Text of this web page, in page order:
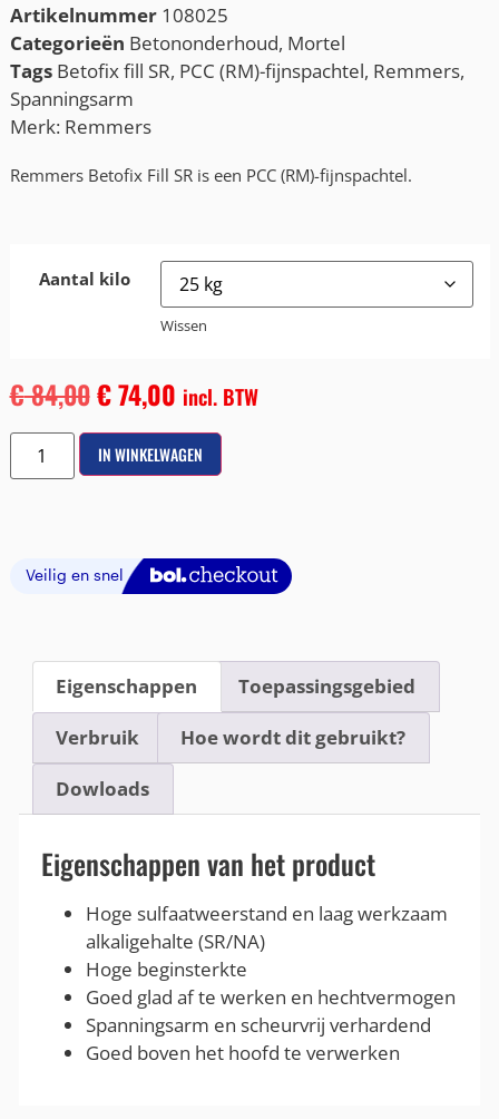
Artikelnummer 108025
Categorieën Betononderhoud, Mortel
Tags Betofix fill SR, PCC (RM)-fijnspachtel, Remmers,
Spanningsarm
Merk: Remmers
Remmers Betofix Fill SR is een PCC (RM)-fijnspachtel.
Aantal kilo
Wissen
€84,00€74,00 incl. BTW
IN WINKELWAGEN
Eigenschappen Toepassingsgebied
Verbruik Hoe wordt dit gebruikt?
Dowloads
Eigenschappen van het product
Hoge sulfaatweerstand en laag werkzaam
alkaligehalte (SR/NA)
Hoge beginsterkte
Goed glad af te werken en hechtvermogen
Spanningsarm en scheurvrij verhardend
Goed boven het hoofd te verwerken